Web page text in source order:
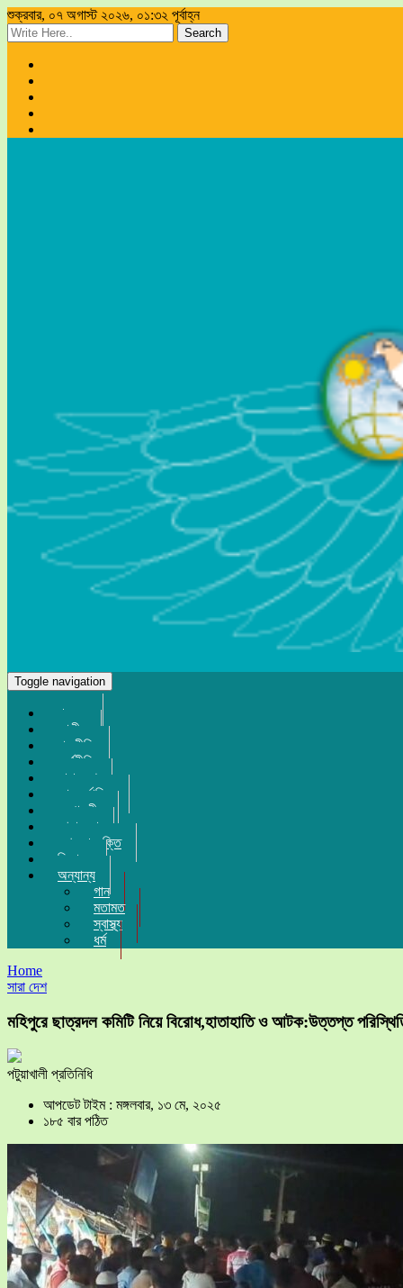
শুক্রবার, ০৭ অগাস্ট ২০২৬, ০১:৩২ পূর্বাহ্ন
Search
Toggle navigation
প্রচ্ছদ
জাতীয়
রাজনীতি
অর্থনীতি
সারা দেশ
আন্তর্জাতিক
সম্পাদকীয়
খেলা-ধুলা
তথ্য-প্রযুক্তি
বিনোদন
অন্যান্য
গান
মতামত
স্বাস্থ্য
ধর্ম
Home
সারা দেশ
মহিপুরে ছাত্রদল কমিটি নিয়ে বিরোধ,হাতাহাতি ও আটক:উত্তপ্ত
পটুয়াখালী প্রতিনিধি
আপডেট টাইম : মঙ্গলবার, ১৩ মে, ২০২৫
১৮৫ বার পঠিত